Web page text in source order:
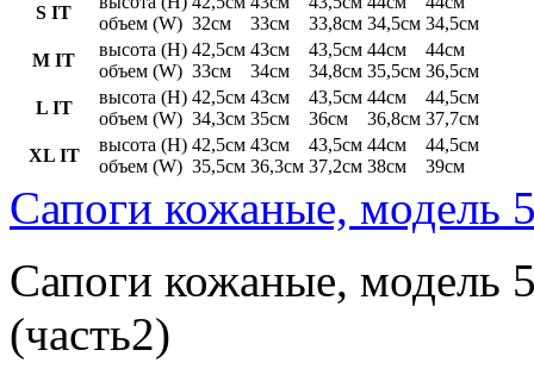
S IT
объем (W) 32см
33см
33,8см 34,5см 34,5см
M IT
высота (H)
объем (W)
42,5см
33см
43см
34см
43,5см
34,8см
44см
35,5см
44см
36,5см
L IT
высота (H)
объем (W)
42,5см
34,3см
43см
35см
43,5см
36см
44см
36,8см
44,5см
37,7см
XL IT
высота (H)
объем (W)
42,5см
35,5см
43см
36,3см
43,5см
37,2см
44см
38см
44,5см
39см
Сапоги кожаные, модель
Сапоги кожаные, модель
(часть2)